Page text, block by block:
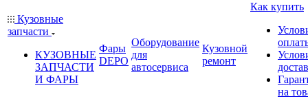
Кузовные
запчасти
КУЗОВНЫЕ
ЗАПЧАСТИ
И ФАРЫ
Фары
DEPO
Оборудование
для
автосервиса
Кузовной
ремонт
Как купить
на